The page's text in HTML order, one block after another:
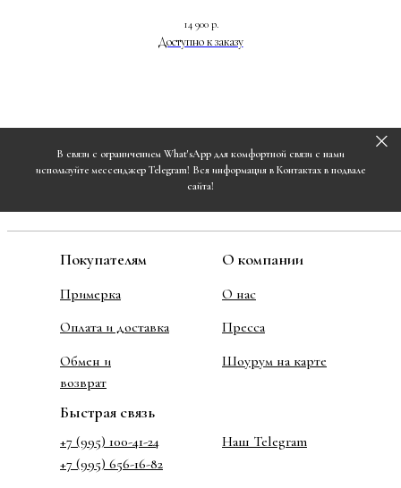
14 900 р.
В связи с ограничением What'sApp для комфортной связи с нами
используйте мессенджер Telegram! Вся информация в Контактах в подвале
сайта!
Примерка
О нас
Оплата и доставка
Обмен и
возврат
Покупателям О компании
Пресса
Шоурум на карте
Быстрая связь
+7 (995) 100-41-24 Наш Telegram
+7 (995) 656-16-82